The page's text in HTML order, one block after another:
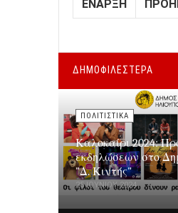
ΈΝΑΡΞΗ
ΔΗΜΟΦΙΛΕΣΤΕΡΑ
ΠΟΛΙΤΙΣΤΙΚΑ
Καλοκαίρι 2024:
εκδηλώσεων στο
"Δ. Κιντής"
25 ΙΟΥΝΊΟΥ 2024